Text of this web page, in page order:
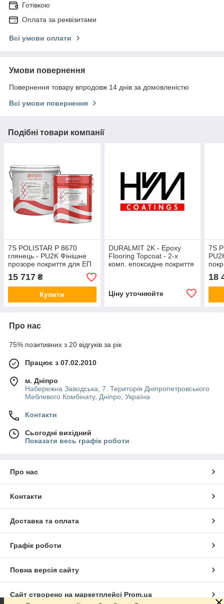
Готівкою
Оплата за реквізитами
Всі умови оплати
Умови повернення
Повернення товару впродовж 14 днів за домовленістю
Всі умови повернення
Подібні товари компанії
7S POLISTAR P 8670
глянець - PU2K Фінішне
прозоре покриття для ЕП
та ПУ систем, 10 кг
15 717 ₴
Купити
DURALMIT 2K - Epoxy
Flooring Topcoat - 2-х
комп. епоксидне покриття
Ціну уточнюйте
7S
18
Про нас
75% позитивних з 20 відгуків за рік
Працює з 07.02.2010
м. Дніпро
Набережна Заводська, 7. Територія Дніпропетровського
Меблевого Комбінату, Дніпро, Україна
Контакти
Сьогодні вихідний
Показати весь графік роботи
Про нас
Контакти
Доставка та оплата
Графік роботи
Повна версія сайту
Сайт створено на маркетплейсі Prom.ua